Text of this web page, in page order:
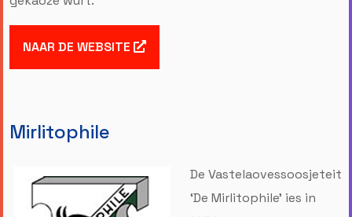
NAAR DE WEBSITE
Mirlitophile
De Vastelaovessoosjeteit
‘De Mirlitophile’ ies in